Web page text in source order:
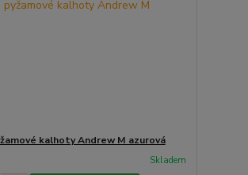
kalhoty Andrew M azurová
Skladem